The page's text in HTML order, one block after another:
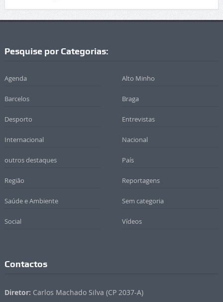
Pesquise por Categorias:
Agenda Alto Minho
Barcelos Braga
Desporto Entrevistas
Internacional Nacional
outros destaques País
Região Reportagens
Saúde e Ambiente Sem categoria
Social Vídeos
Contactos
Diretor: Carlos Machado Silva (CP 2037-A)